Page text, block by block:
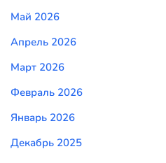
Май 2026
Апрель 2026
Март 2026
Февраль 2026
Январь 2026
Декабрь 2025